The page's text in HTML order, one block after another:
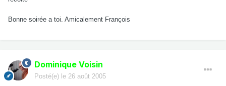
Bonne soirée a toi. Amicalement François
Dominique Voisin
Posté(e) le 26 août 2005